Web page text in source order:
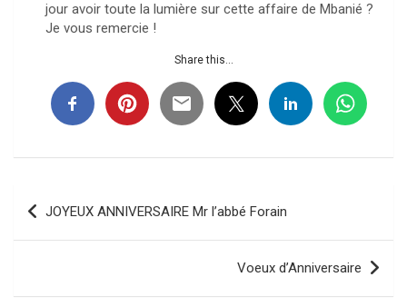
jour avoir toute la lumière sur cette affaire de Mbanié ?
Je vous remercie !
Share this...
Navigation
de
JOYEUX ANNIVERSAIRE Mr l’abbé Forain
Voeux d’Anniversaire